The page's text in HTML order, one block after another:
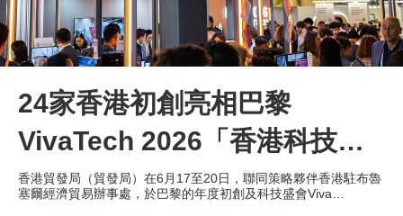
24家香港初創亮相巴黎
VivaTech 2026「香港科技
館」
香港貿發局（貿發局）在6月17至20日，聯同策略夥伴香港駐布魯
塞爾經濟貿易辦事處，於巴黎的年度初創及科技盛會Viva